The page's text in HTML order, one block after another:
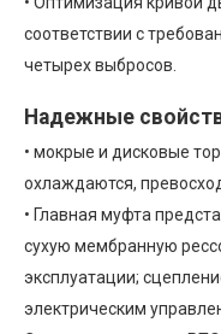
соответствии с
четырех выбросов.
Надежные
• мокрые и дисковые
охлаждаются,
• Главная муфта
сухую мембранную
эксплуатации;
электрическим